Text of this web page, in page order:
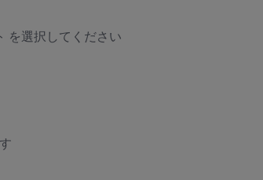
を選択してください